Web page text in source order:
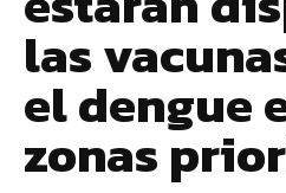
las
el dengue
zonas